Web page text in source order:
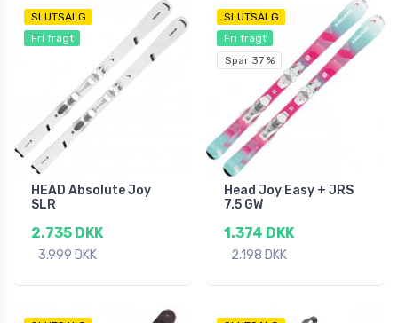
SLUTSALG
Fri fragt
HEAD Absolute Joy
SLR
2.735 DKK
3.999 DKK
SLUTSALG
Fri fragt
Spar 37 %
Head Joy Easy + JRS
7.5 GW
1.374 DKK
2.198 DKK